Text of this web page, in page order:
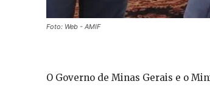
Foto: Web - AMIF
O Governo de Minas Gerais e o